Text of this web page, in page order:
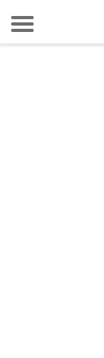
7 Ağustos 2026
Anasayfa